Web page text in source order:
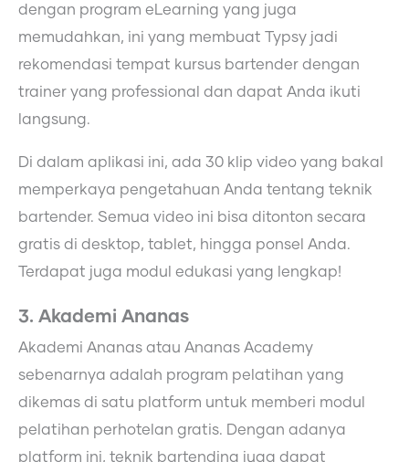
dengan program eLearning yang juga
memudahkan, ini yang membuat Typsy jadi
rekomendasi tempat kursus bartender dengan
trainer yang professional dan dapat Anda ikuti
langsung.
Di dalam aplikasi ini, ada 30 klip video yang bakal
memperkaya pengetahuan Anda tentang teknik
bartender. Semua video ini bisa ditonton secara
gratis di desktop, tablet, hingga ponsel Anda.
Terdapat juga modul edukasi yang lengkap!
3. Akademi Ananas
Akademi Ananas atau Ananas Academy
sebenarnya adalah program pelatihan yang
dikemas di satu platform untuk memberi modul
pelatihan perhotelan gratis. Dengan adanya
platform ini, teknik bartending juga dapat